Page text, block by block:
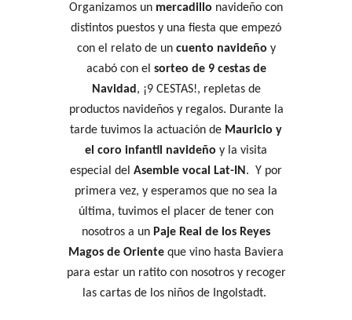
Organizamos un mercadillo navideño con
distintos puestos y una fiesta que empezó
con el relato de un cuento navideño y
acabó con el sorteo de 9 cestas de
Navidad , ¡9 CESTAS!, repletas de
productos navideños y regalos. Durante la
tarde tuvimos la actuación de Mauricio y
el coro infantil navideño y la visita
especial del Asemble vocal Lat-IN . Y por
primera vez, y esperamos que no sea la
última, tuvimos el placer de tener con
nosotros a un Paje Real de los Reyes
Magos de Oriente que vino hasta Baviera
para estar un ratito con nosotros y recoger
las cartas de los niños de Ingolstadt.